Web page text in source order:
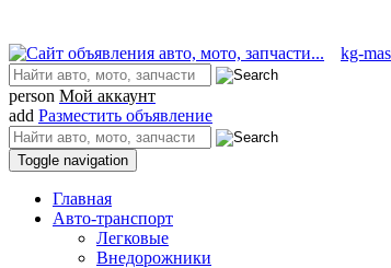
kg-
person Мой аккаунт
add Разместить объявление
Toggle navigation
Главная
Авто-транспорт
Легковые
Внедорожники